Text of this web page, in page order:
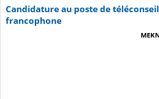
Candidature au poste de
francophone